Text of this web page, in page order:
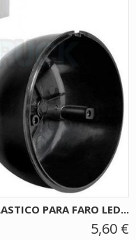
PARA FARO LED...
5,60 €